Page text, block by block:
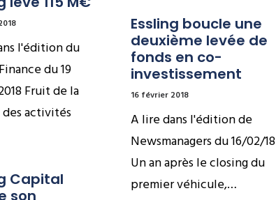
l'édition du
du 19
Fruit de la
des activités
Essling boucle une
deuxième levée de
fonds en co-
investissement
16 février 2018
A lire dans l'édition de
Newsmanagers du 16/02/18
Un an après le closing du
premier véhicule,…
Capital
son